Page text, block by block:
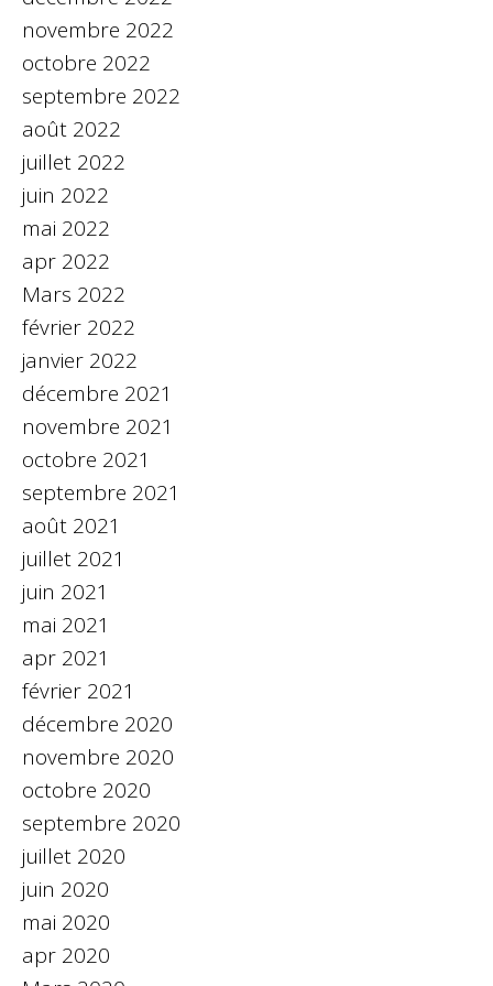
novembre 2022
octobre 2022
septembre 2022
août 2022
juillet 2022
juin 2022
mai 2022
apr 2022
Mars 2022
février 2022
janvier 2022
décembre 2021
novembre 2021
octobre 2021
septembre 2021
août 2021
juillet 2021
juin 2021
mai 2021
apr 2021
février 2021
décembre 2020
novembre 2020
octobre 2020
septembre 2020
juillet 2020
juin 2020
mai 2020
apr 2020